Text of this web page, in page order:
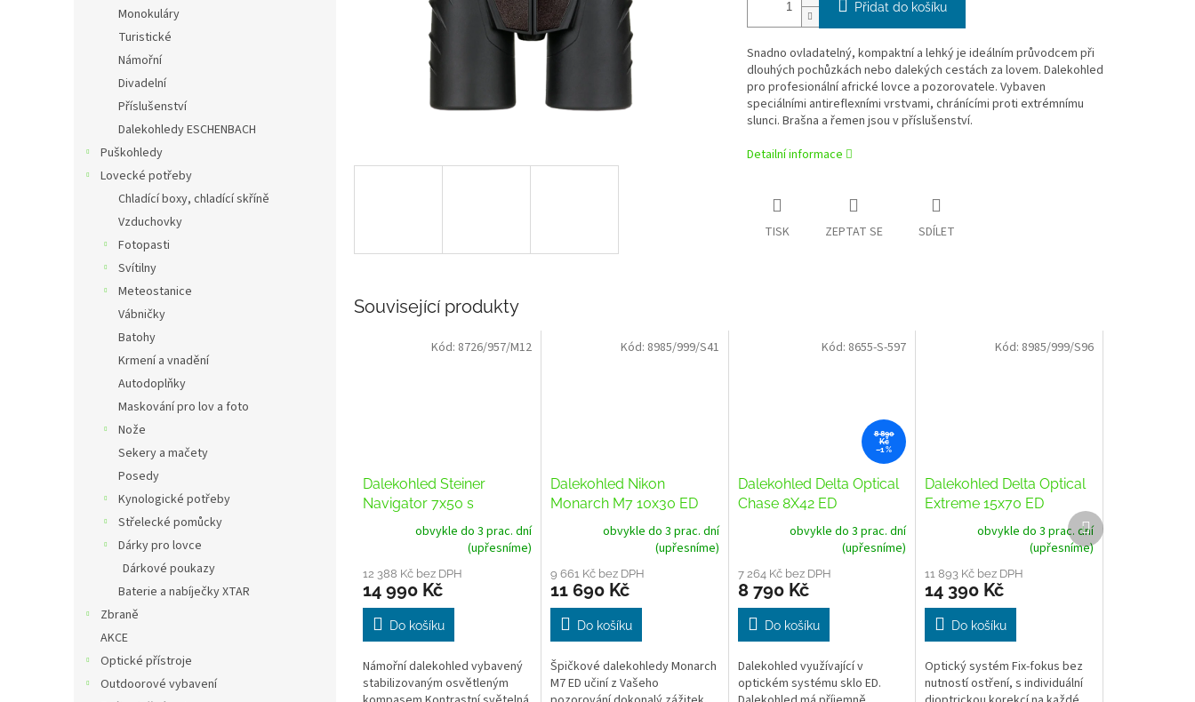
Monokuláry
Turistické
Námořní
Divadelní
Příslušenství
Dalekohledy ESCHENBACH
Puškohledy
Lovecké potřeby
Chladící boxy, chladící skříně
Vzduchovky
Fotopasti
Svítilny
Meteostanice
Vábničky
Batohy
Krmení a vnadění
Autodoplňky
Maskování pro lov a foto
Nože
Sekery a mačety
Posedy
Kynologické potřeby
Střelecké pomůcky
Dárky pro lovce
Dárkové poukazy
Baterie a nabíječky XTAR
Zbraně
AKCE
Optické přístroje
Outdoorové vybavení
Přidat do košíku
Snadno ovladatelný, kompaktní a lehký je ideálním průvodcem při
dlouhých pochůzkách nebo dalekých cestách za lovem. Dalekohled
pro profesionální africké lovce a pozorovatele. Vybaven
speciálními antireflexními vrstvami, chránícími proti extrémnímu
slunci. Brašna a řemen jsou v příslušenství.
Detailní informace
TISK ZEPTAT SE SDÍLET
Související produkty
Dalekohled Steiner
Navigator 7x50 s
kompasemobvykle do 3 prac. dní
(upřesníme)
12 388 Kč bez DPH
14 990 Kč
Do košíku
Námořní dalekohled vybavený
stabilizovaným osvětleným
Kód: 8726/957/M12
Dalekohled Nikon
Monarch M7 10x30 ED
obvykle do 3 prac. dní
(upřesníme)
9 661 Kč bez DPH
11 690 Kč
Do košíku
Špičkové dalekohledy Monarch
M7 ED učiní z Vašeho
Kód: 8985/999/S41
8 890
Kč
–1 %
Dalekohled Delta Optical
Chase 8X42 ED
obvykle do 3 prac. dní
(upřesníme)
7 264 Kč bez DPH
8 790 Kč
Do košíku
Dalekohled využívající v
optickém systému sklo ED.
Kód: 8655-S-597
Dalekohled Delta Optical
Extreme 15x70 ED
obvykle do 3 prac. dní
(upřesníme)
11 893 Kč bez DPH
14 390 Kč
Do košíku
Optický systém Fix-fokus bez
nutností ostření, s individuální
Kód: 8985/999/S96
Další
produkt